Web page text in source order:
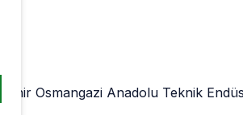
Osmangazi Anadolu Teknik